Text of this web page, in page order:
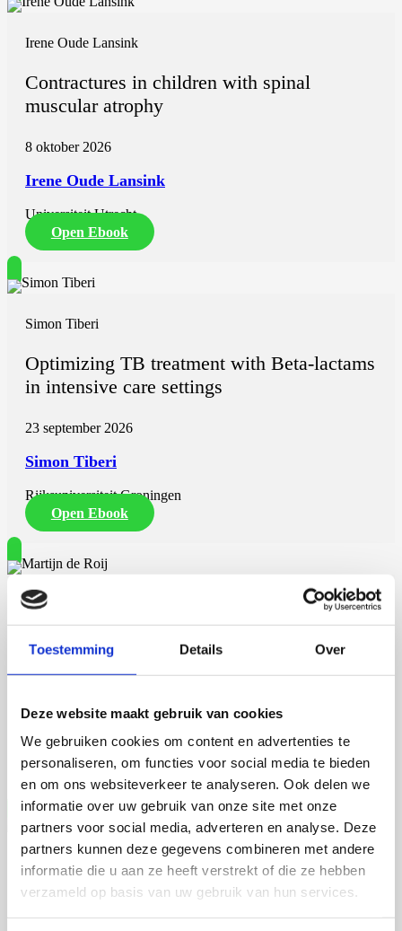
Toestemming Details Over
Deze website maakt gebruik van cookies
We gebruiken cookies om content en advertenties te
personaliseren, om functies voor social media te bieden
en om ons websiteverkeer te analyseren. Ook delen we
informatie over uw gebruik van onze site met onze
partners voor social media, adverteren en analyse. Deze
partners kunnen deze gegevens combineren met andere
informatie die u aan ze heeft verstrekt of die ze hebben
verzameld op basis van uw gebruik van hun services.
Irene Oude Lansink
Contractures in children with spinal
muscular atrophy
8 oktober 2026
Irene Oude Lansink
Universiteit Utrecht
Open Ebook
Simon Tiberi
Optimizing TB treatment with Beta-lactams
in intensive care settings
23 september 2026
Simon Tiberi
Rijksuniversiteit Groningen
Open Ebook
Martijn de Roij
Auxin Response Factor Proteolysis
Martijn de Roij
Wageningen University
Open Ebook
Jia Li
Deciphering the Hepatic Microenvironment